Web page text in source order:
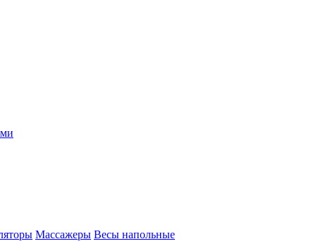
Массажеры Весы напольные